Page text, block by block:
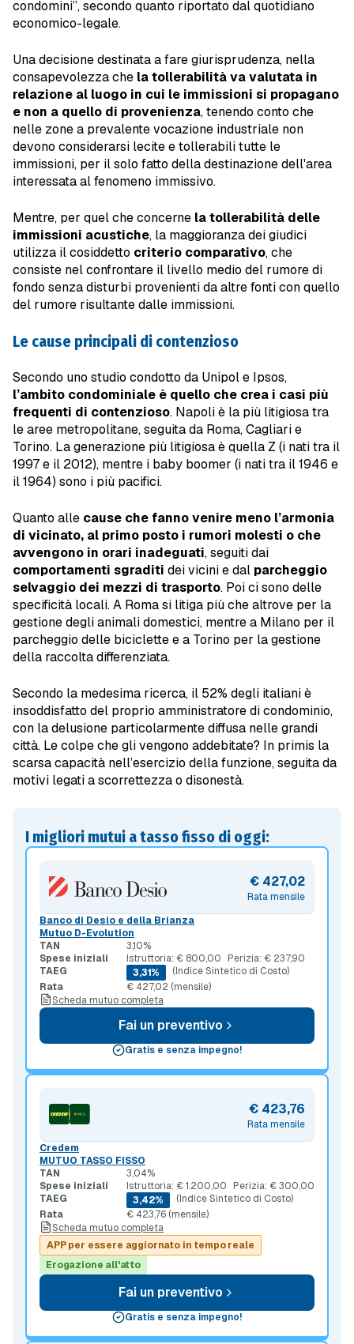
condomini”, secondo quanto riportato dal quotidiano
economico-legale.
Una decisione destinata a fare giurisprudenza, nella
consapevolezza che la tollerabilità va valutata in
relazione al luogo in cui le immissioni si propagano
e non a quello di provenienza, tenendo conto che
nelle zone a prevalente vocazione industriale non
devono considerarsi lecite e tollerabili tutte le
immissioni, per il solo fatto della destinazione dell'area
interessata al fenomeno immissivo.
Mentre, per quel che concerne la tollerabilità delle
immissioni acustiche, la maggioranza dei giudici
utilizza il cosiddetto criterio comparativo, che
consiste nel confrontare il livello medio del rumore di
fondo senza disturbi provenienti da altre fonti con quello
del rumore risultante dalle immissioni.
Le cause principali di contenzioso
Secondo uno studio condotto da Unipol e Ipsos,
l’ambito condominiale è quello che crea i casi più
frequenti di contenzioso. Napoli è la più litigiosa tra
le aree metropolitane, seguita da Roma, Cagliari e
Torino. La generazione più litigiosa è quella Z (i nati tra il
1997 e il 2012), mentre i baby boomer (i nati tra il 1946 e
il 1964) sono i più pacifici.
Quanto alle cause che fanno venire meno l’armonia
di vicinato, al primo posto i rumori molesti o che
avvengono in orari inadeguati, seguiti dai
comportamenti sgraditi dei vicini e dal parcheggio
selvaggio dei mezzi di trasporto. Poi ci sono delle
specificità locali. A Roma si litiga più che altrove per la
gestione degli animali domestici, mentre a Milano per il
parcheggio delle biciclette e a Torino per la gestione
della raccolta differenziata.
Secondo la medesima ricerca, il 52% degli italiani è
insoddisfatto del proprio amministratore di condominio,
con la delusione particolarmente diffusa nelle grandi
città. Le colpe che gli vengono addebitate? In primis la
scarsa capacità nell’esercizio della funzione, seguita da
motivi legati a scorrettezza o disonestà.
I migliori mutui a tasso fisso di oggi:
Rata mensile
€ 427,02
Banco di Desio e della Brianza
Mutuo D-Evolution
TAN
3,10%
Spese iniziali
Istruttoria: € 800,00
Perizia: € 237,90
TAEG
3,31%
(Indice Sintetico di Costo)
Rata
€ 427,02 (mensile)
Scheda mutuo completa
Fai un preventivo
Gratis e senza impegno!
Rata mensile
€ 423,76
Credem
MUTUO TASSO FISSO
TAN
3,04%
Spese iniziali
Istruttoria: € 1.200,00
Perizia: € 300,00
TAEG
3,42%
(Indice Sintetico di Costo)
Rata
€ 423,76 (mensile)
Scheda mutuo completa
APP per essere aggiornato in tempo reale
Erogazione all'atto
Fai un preventivo
Gratis e senza impegno!